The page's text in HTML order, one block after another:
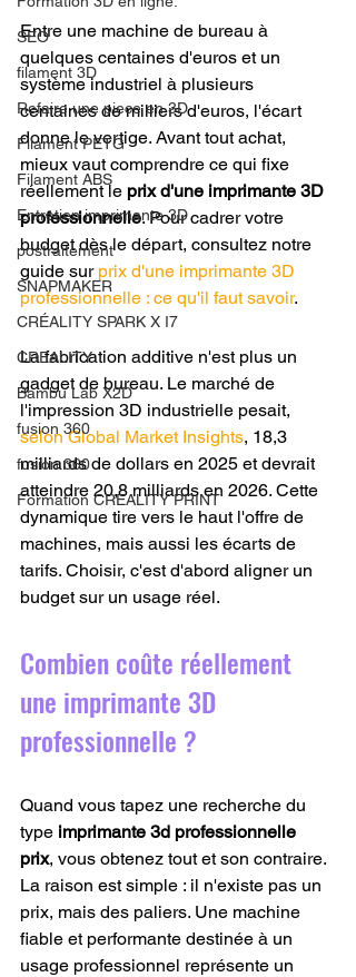
SEO
filament 3D
Refaire une piece en 3D
Filament PETG
Filament ABS
Entretien imprimante 3D
postraitement
SNAPMAKER
CRÉALITY SPARK X I7
CREALITY
Bambu Lab X2D
fusion 360
fusion 360
Formation CREALITY PRINT
Entre une machine de bureau à
quelques centaines d'euros et un
système industriel à plusieurs
centaines de milliers d'euros, l'écart
donne le vertige. Avant tout achat,
mieux vaut comprendre ce qui fixe
réellement le prix d'une imprimante 3D
professionnelle. Pour cadrer votre
budget dès le départ, consultez notre
guide sur prix d'une imprimante 3D
professionnelle : ce qu'il faut savoir.
La fabrication additive n'est plus un
gadget de bureau. Le marché de
l'impression 3D industrielle pesait,
selon Global Market Insights, 18,3
milliards de dollars en 2025 et devrait
atteindre 20,8 milliards en 2026. Cette
dynamique tire vers le haut l'offre de
machines, mais aussi les écarts de
tarifs. Choisir, c'est d'abord aligner un
budget sur un usage réel.
Combien coûte réellement
une imprimante 3D
professionnelle ?
Quand vous tapez une recherche du
type imprimante 3d professionnelle
prix, vous obtenez tout et son contraire.
La raison est simple : il n'existe pas un
prix, mais des paliers. Une machine
fiable et performante destinée à un
usage professionnel représente un